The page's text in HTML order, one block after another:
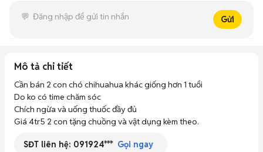
Gửi
Mô tả chi tiết
Cần bán 2 con chó chihuahua khác giống hơn 1 tuổi
Do ko có time chăm sóc
Chích ngừa và uống thuốc đầy đủ
Giá 4tr5 2 con tặng chuồng và vật dụng kèm theo.
SĐT liên hệ: 091924*** Gọi ngay